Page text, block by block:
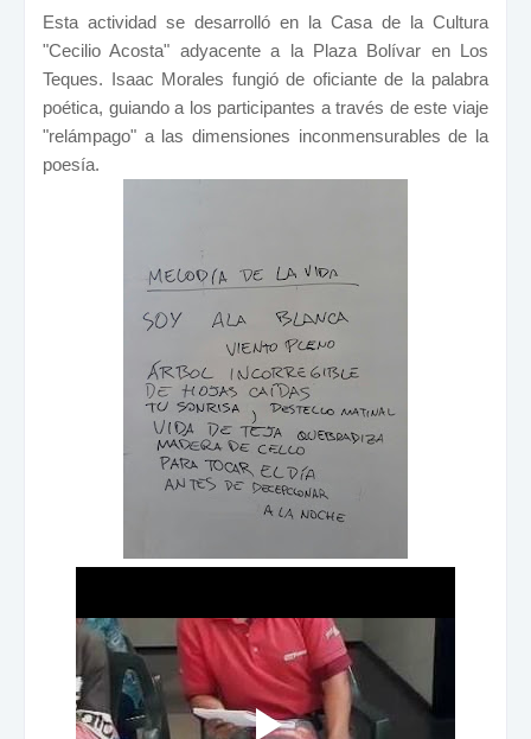
Esta actividad se desarrolló en la Casa de la Cultura
"Cecilio Acosta" adyacente a la Plaza Bolívar en Los
Teques. Isaac Morales fungió de oficiante de la palabra
poética, guiando a los participantes a través de este viaje
"relámpago" a las dimensiones inconmensurables de la
poesía.